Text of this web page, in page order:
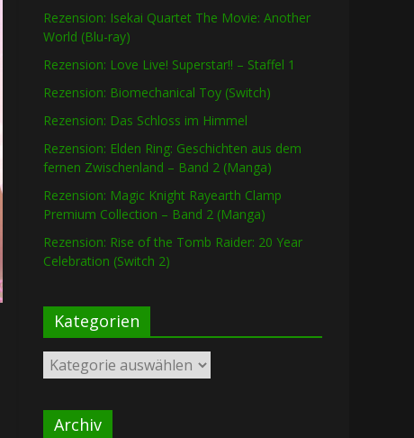
Rezension: Isekai Quartet The Movie: Another
World (Blu-ray)
Rezension: Love Live! Superstar!! – Staffel 1
Rezension: Biomechanical Toy (Switch)
Rezension: Das Schloss im Himmel
Rezension: Elden Ring: Geschichten aus dem
fernen Zwischenland – Band 2 (Manga)
Rezension: Magic Knight Rayearth Clamp
Premium Collection – Band 2 (Manga)
Rezension: Rise of the Tomb Raider: 20 Year
Celebration (Switch 2)
Kategorien
Kategorien
Archiv